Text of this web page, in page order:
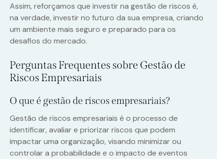
Assim, reforçamos que investir na gestão de riscos é,
na verdade, investir no futuro da sua empresa, criando
um ambiente mais seguro e preparado para os
desafios do mercado.
Perguntas Frequentes sobre Gestão de
Riscos Empresariais
O que é gestão de riscos empresariais?
Gestão de riscos empresariais é o processo de
identificar, avaliar e priorizar riscos que podem
impactar uma organização, visando minimizar ou
controlar a probabilidade e o impacto de eventos